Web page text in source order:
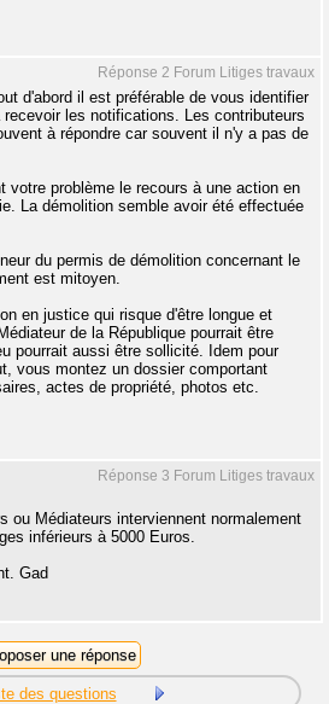
Réponse 2 Forum Litiges travaux
d'abord il est préférable de vous identifier
recevoir les notifications. Les contributeurs
à répondre car souvent il n'y a pas de
votre problème le recours à une action en
La démolition semble avoir été effectuée
du permis de démolition concernant le
est mitoyen.
en justice qui risque d'être longue et
de la République pourrait être
pourrait aussi être sollicité. Idem pour
vous montez un dossier comportant
actes de propriété, photos etc.
Réponse 3 Forum Litiges travaux
ou Médiateurs interviennent normalement
inférieurs à 5000 Euros.
Gad
des questions